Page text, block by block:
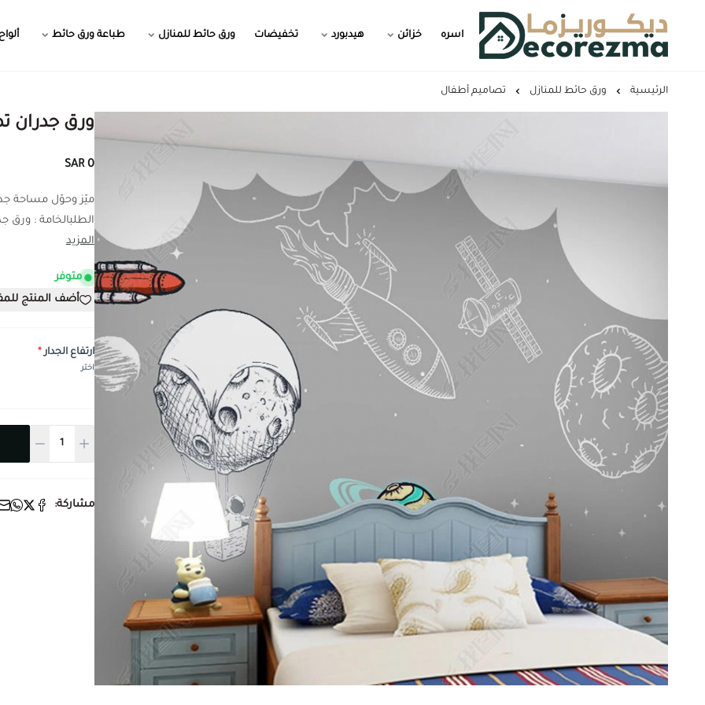
Decorezma
اسره خزائن هيدبورد تخفيضات ورق حائط للمنازل طباعة ورق حائط
الرئيسية ورق حائط للمنازل تصاميم أطفال
ورق جدران
0 SAR
ميّز وحوّل مساحة
الطلبالخامة : ورق
المزيد
متوفر
أضف المنتج
ارتفاع الجدار*
اختر
مشاركة: